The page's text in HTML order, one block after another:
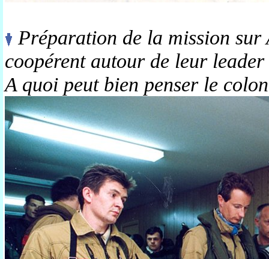
Préparation de la mission
coopérent autour de leur
A quoi peut bien penser le